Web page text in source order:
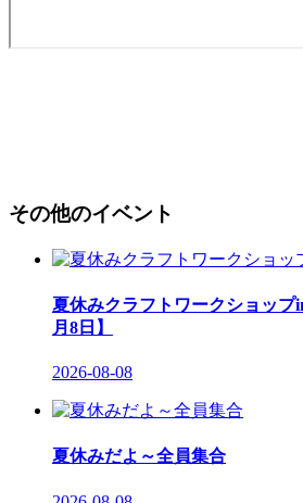
その他のイベント
夏休みクラフトワークショップ
月8日】
2026-08-08
夏休みだよ～全員集合